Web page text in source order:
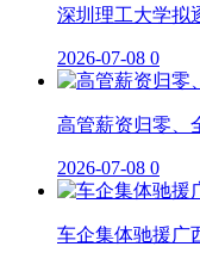
深圳理工大学拟
2026-07-08 0
高管薪资归零、
2026-07-08 0
车企集体驰援广